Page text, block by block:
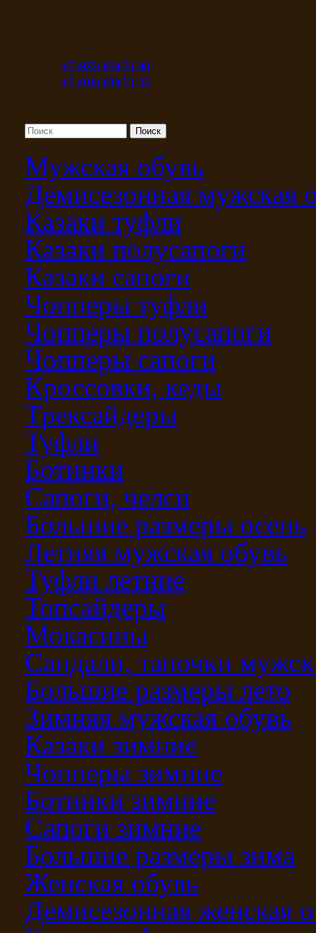
+7 (925) 910-31-00
+7 (916) 630-71-25
Мужская обувь
Демисезонная мужская
Казаки туфли
Казаки полусапоги
Казаки сапоги
Чопперы туфли
Чопперы полусапоги
Чопперы сапоги
Кроссовки, кеды
Трексайдеры
Туфли
Ботинки
Сапоги, челси
Большие размеры осень
Летняя мужская обувь
Туфли летние
Топсайдеры
Мокасины
Сандали, тапочки
Большие размеры лето
Зимняя мужская обувь
Казаки зимние
Чопперы зимние
Ботинки зимние
Сапоги зимние
Большие размеры зима
Женская обувь
Демисезонная женская